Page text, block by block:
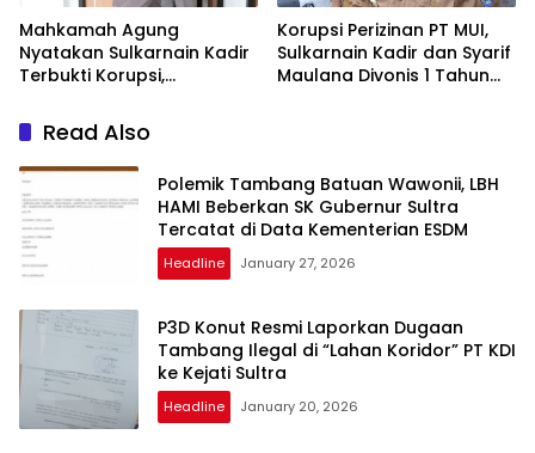
Mahkamah Agung
Nyatakan Sulkarnain Kadir
Terbukti Korupsi,
Kendari
Korupsi Perizinan PT MUI,
Sulkarnain Kadir dan Syarif
Maulana Divonis 1 Tahun
Read Also
Polemik Tambang Batuan Wawonii, LBH
HAMI Beberkan SK Gubernur Sultra
Tercatat di Data Kementerian ESDM
Headline January 27, 2026
P3D Konut Resmi Laporkan Dugaan
Tambang Ilegal di “Lahan Koridor” PT KDI
ke Kejati Sultra
Headline January 20, 2026